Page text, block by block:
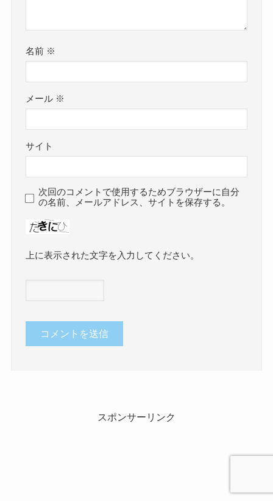
名前 ※
メール ※
サイト
次回のコメントで使用するためブラウザーに自分
の名前、メールアドレス、サイトを保存する。
上に表示された文字を入力してください。
スポンサーリンク